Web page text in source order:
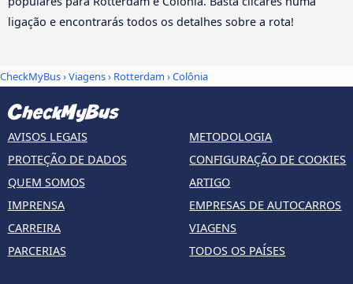
ligação e encontrarás todos os detalhes sobre a rota!
CheckMyBus›Viagens› Rotterdam ›Colônia
AVISOS LEGAIS
PROTEÇÃO DE DADOS
QUEM SOMOS
IMPRENSA
CARREIRA
PARCERIAS
METODOLOGIA
CONFIGURAÇÃO DE COOKIES
ARTIGO
EMPRESAS DE AUTOCARROS
VIAGENS
TODOS OS PAÍSES